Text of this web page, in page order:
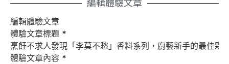
編輯體驗文章
編輯體驗文章
體驗文章標題 *
體驗文章內容 *